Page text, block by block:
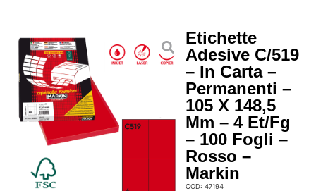
Etichette
Adesive C/519
– In Carta –
Permanenti –
105 X 148,5
Mm – 4 Et/fg
– 100 Fogli –
Rosso –
Markin
COD: 47194